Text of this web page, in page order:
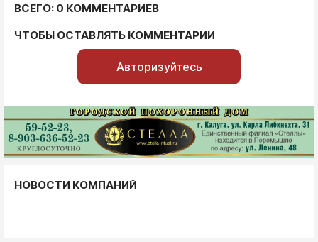
ВСЕГО: 0 КОММЕНТАРИЕВ
ЧТОБЫ ОСТАВЛЯТЬ КОММЕНТАРИИ
Авторизуйтесь
НОВОСТИ КОМПАНИЙ